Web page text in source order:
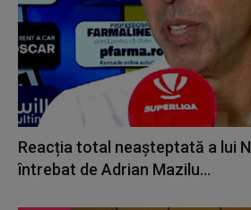
Reacția total neașteptată a lui
întrebat de Adrian Mazilu...